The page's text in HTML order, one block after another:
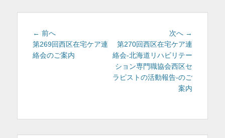
投
稿
ナ
ョ
← 前へ
の
投
第269回西区在宅ケア連
絡会のご案内
次へ →
第270回西区在宅ケア連
絡会-北海道リハビリテー
ション専門職協会西区セ
ラピストの活動報告-のご
案内